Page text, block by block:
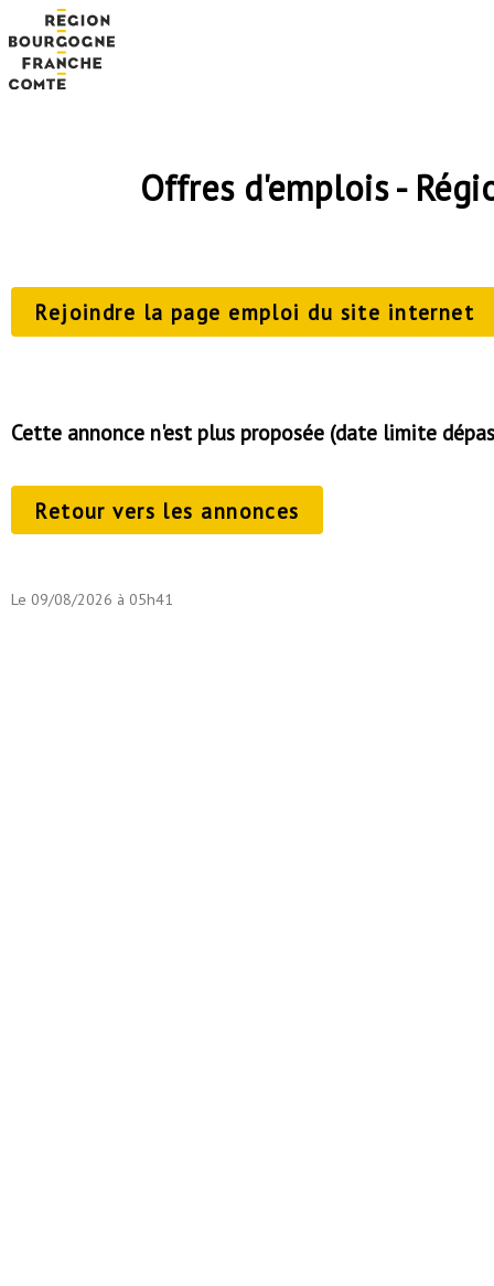
Offres d'emplois -
Rejoindre la page emploi du site internet
Cette annonce n'est plus proposée (date limite
Retour vers les annonces
Le 09/08/2026 à 05h41